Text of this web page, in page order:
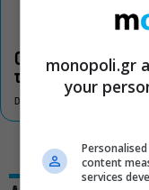
Οι «Τρωάδες» στην
τον πολιτισμό
DON'T MISS
monopoli.gr
your
content
services